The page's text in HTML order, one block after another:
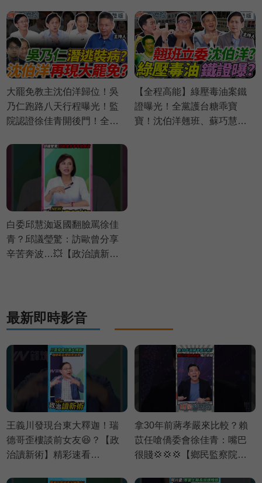
新術】必看爆點⚡20260803
絲嗜血出征｜Grace 王瑞德
王義川 黃瓊慧【政治讀新
術】完整版20260806
大罷免教主沈伯洋歸位！吳
乃仁跑路八天行程曝光！監
院認證徐佳青開後門！全黨
｜謝寒冰 葉元之 羅旺哲 侯漢
廷【鄉民監察院】完整版
20260805
【全程高能】綠壓毒油案鐵
證曝光！全黨護台糖乖寶
寶！沈伯洋翹班、蘇巧慧不
白委邱慧洳返國翻臉罵徐佳
青？邱議瑩驚：訪歐曾分享
辛苦奔波…💥【政治讀新
最新即時影音
王義川發現台東大釋迦！瑞
德哥歪樓談前女友😆？【政
治讀新術】精彩速看
拿30年前蔣孝嚴來比較？賴
苡任嗆僑委會徐佳青：嘴巴
很賤💢💢💢【鄉民監察院】